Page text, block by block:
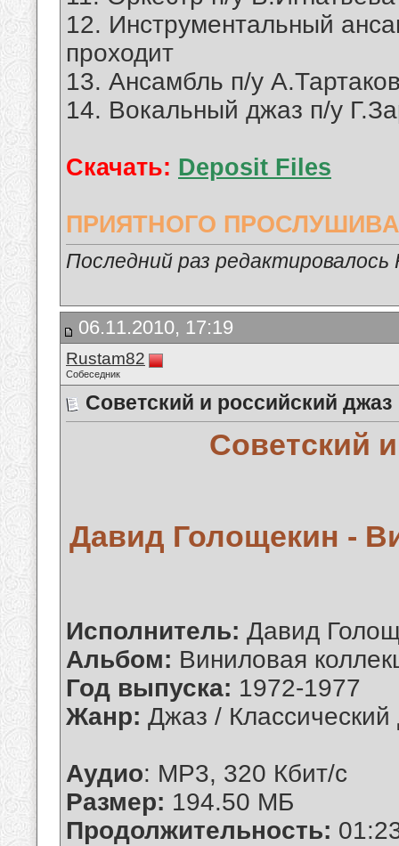
12. Инструментальный
проходит
13. Ансамбль п/у
14. Вокальный джаз п/у
Скачать: Deposit Files
ПРИЯТНОГО
Последний раз редактировалось
06.11.2010, 17:19
Rustam82
Собеседник
Советский и российский джаз
Советский
Давид Голощекин -
Исполнитель: Давид
Альбом: Виниловая
Год выпуска: 1972-1977
Жанр: Джаз /
Аудио: MP3, 320 Кбит/с
Размер: 194.50 МБ
Продолжительность: